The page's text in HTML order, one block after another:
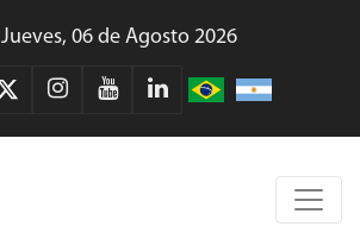
Jueves, 06 de Agosto 2026